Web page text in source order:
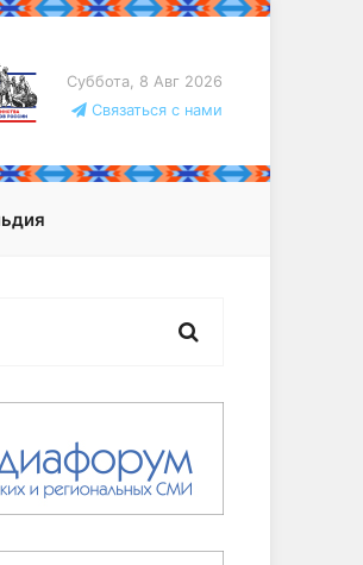
Суббота, 8 Авг 2026
Связаться с нами